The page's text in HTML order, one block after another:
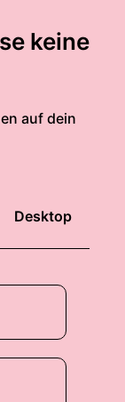
keine
auf dein
Desktop